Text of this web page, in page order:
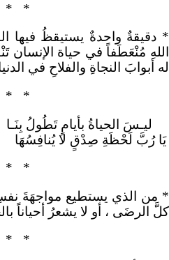
*
*
* دقيقةٌ واحدةٌ يستيقظُ فيها
اللهِ مُنْعَطَفاً في حياة الإنسان
له أبوابَ النجاةِ والفلاحِ في
*
*
ليـسَ الحياةُ بأيامٍ تَطُولُ بِنَـا
يَا رُبَّ لَحْظَةِ صِدْقٍ لا يُنافِسُهَا
*
*
* من الذي يستطيع مواجهَةَ
كلَّ الرضَى ، أو لا يشعرُ أحياناً
*
*